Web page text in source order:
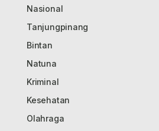
Nasional
Tanjungpinang
Bintan
Natuna
Kriminal
Kesehatan
Olahraga